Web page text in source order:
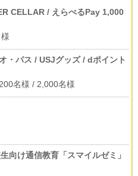
CELLAR / えらべるPay 1,000
・パス / USJグッズ / dポイント
名様 / 2,000名様
向け通信教育「スマイルゼミ」